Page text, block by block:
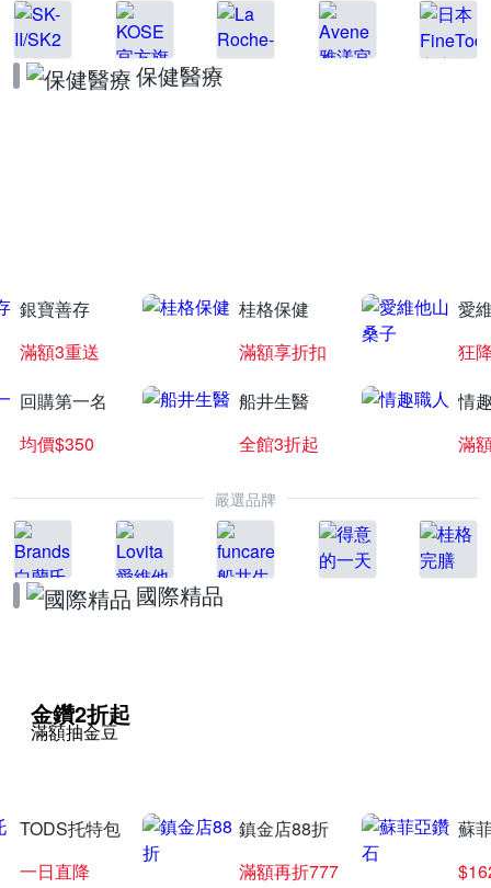
保健醫療
銀寶善存
滿額3重送
桂格保健
滿額享折扣
愛
狂
回購第一名
均價$350
船井生醫
全館3折起
情
滿
嚴選品牌
國際精品
金鑽2折起
滿額抽金豆
TODS托特包
一日直降
鎮金店88折
滿額再折777
蘇